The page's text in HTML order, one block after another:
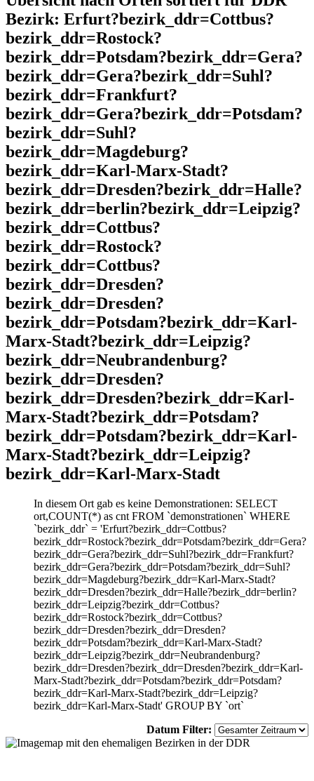
Bezirk: Erfurt?bezirk_ddr=Cottbus?
bezirk_ddr=Rostock?
bezirk_ddr=Potsdam?bezirk_ddr=Gera?
bezirk_ddr=Gera?bezirk_ddr=Suhl?
bezirk_ddr=Frankfurt?
bezirk_ddr=Gera?bezirk_ddr=Potsdam?
bezirk_ddr=Suhl?
bezirk_ddr=Magdeburg?
bezirk_ddr=Karl-Marx-Stadt?
bezirk_ddr=Dresden?bezirk_ddr=Halle?
bezirk_ddr=berlin?bezirk_ddr=Leipzig?
bezirk_ddr=Cottbus?
bezirk_ddr=Rostock?
bezirk_ddr=Cottbus?
bezirk_ddr=Dresden?
bezirk_ddr=Dresden?
bezirk_ddr=Potsdam?bezirk_ddr=Karl-
Marx-Stadt?bezirk_ddr=Leipzig?
bezirk_ddr=Neubrandenburg?
bezirk_ddr=Dresden?
bezirk_ddr=Dresden?bezirk_ddr=Karl-
Marx-Stadt?bezirk_ddr=Potsdam?
bezirk_ddr=Potsdam?bezirk_ddr=Karl-
Marx-Stadt?bezirk_ddr=Leipzig?
bezirk_ddr=Karl-Marx-Stadt
In diesem Ort gab es keine Demonstrationen: SELECT
ort,COUNT(*) as cnt FROM `demonstrationen` WHERE
`bezirk_ddr` = 'Erfurt?bezirk_ddr=Cottbus?
bezirk_ddr=Rostock?bezirk_ddr=Potsdam?bezirk_ddr=Gera?
bezirk_ddr=Gera?bezirk_ddr=Suhl?bezirk_ddr=Frankfurt?
bezirk_ddr=Gera?bezirk_ddr=Potsdam?bezirk_ddr=Suhl?
bezirk_ddr=Magdeburg?bezirk_ddr=Karl-Marx-Stadt?
bezirk_ddr=Dresden?bezirk_ddr=Halle?bezirk_ddr=berlin?
bezirk_ddr=Leipzig?bezirk_ddr=Cottbus?
bezirk_ddr=Rostock?bezirk_ddr=Cottbus?
bezirk_ddr=Dresden?bezirk_ddr=Dresden?
bezirk_ddr=Potsdam?bezirk_ddr=Karl-Marx-Stadt?
bezirk_ddr=Leipzig?bezirk_ddr=Neubrandenburg?
bezirk_ddr=Dresden?bezirk_ddr=Dresden?bezirk_ddr=Karl-
Marx-Stadt?bezirk_ddr=Potsdam?bezirk_ddr=Potsdam?
bezirk_ddr=Karl-Marx-Stadt?bezirk_ddr=Leipzig?
bezirk_ddr=Karl-Marx-Stadt' GROUP BY `ort`
Datum Filter: